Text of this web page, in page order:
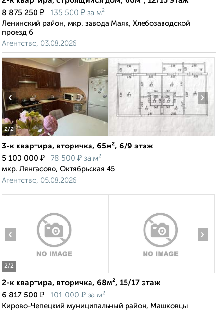
8 875 250 ₽ 135 500 ₽ за м²
Ленинский район, мкр. завода Маяк, Хлебозаводской
проезд 6
Агентство, 03.08.2026
2/2
‹ ›
3-к квартира, вторичка, 65м², 6/9 этаж
5 100 000 ₽ 78 500 ₽ за м²
мкр. Лянгасово, Октябрьская 45
Агентство, 05.08.2026
2/2
‹ ›
2-к квартира, вторичка, 68м², 15/17 этаж
6 817 500 ₽ 101 000 ₽ за м²
Кирово-Чепецкий муниципальный район, Машковцы